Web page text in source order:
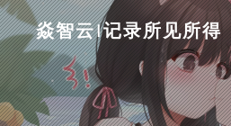
焱智云|记录所见所得